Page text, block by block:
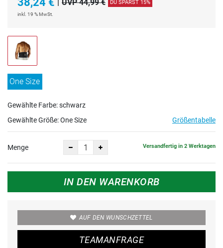
| UVP 44,99 € DU SPARST 15%
inkl. 19 % MwSt.
One Size
Gewählte Farbe: schwarz
Gewählte Größe:One Size Größentabelle
Menge Versandfertig in 2 Werktagen
IN DEN WARENKORB
AUF DEN WUNSCHZETTEL
TEAMANFRAGE